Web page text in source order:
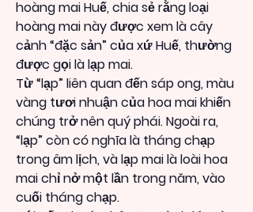
hoàng mai Huế, chia sẻ rằng loại
hoàng mai này được xem là cây
cảnh “đặc sản” của xứ Huế, thường
được gọi là lạp mai.
Từ “lạp” liên quan đến sáp ong, màu
vàng tươi nhuận của hoa mai khiến
chúng trở nên quý phái. Ngoài ra,
“lạp” còn có nghĩa là tháng chạp
trong âm lịch, và lạp mai là loài hoa
mai chỉ nở một lần trong năm, vào
cuối tháng chạp.